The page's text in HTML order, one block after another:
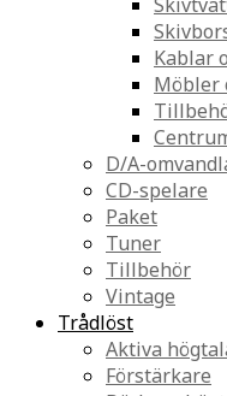
Kablar
Möbler
D/A-
CD-spelare
Paket
Tuner
Tillbehör
Vintage
Trådlöst
Aktiva
Förstärkare